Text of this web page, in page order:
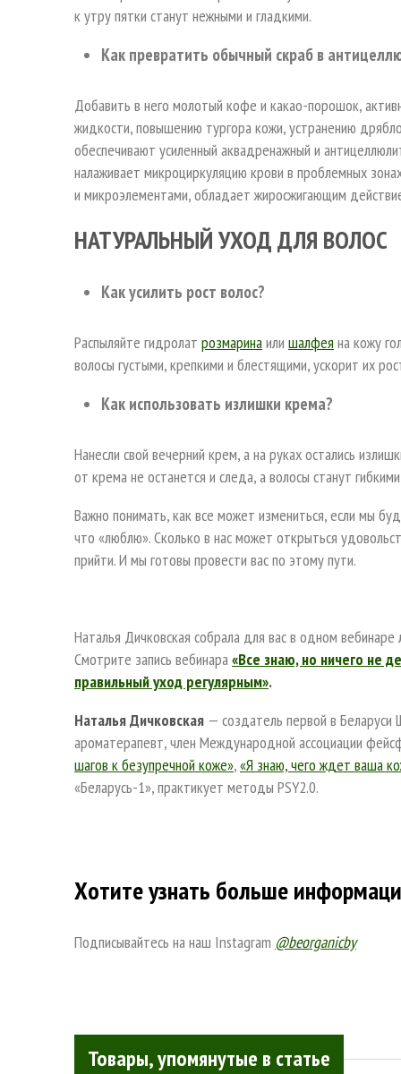
к утру пятки станут нежными и гладкими.
Как превратить обычный скраб в
Добавить в него молотый кофе и какао-порошок,
жидкости, повышению тургора кожи, устранению
обеспечивают усиленный аквадренажный и
налаживает микроциркуляцию крови в проблемных
и микроэлементами, обладает жиросжигающим
НАТУРАЛЬНЫЙ УХОД ДЛЯ ВОЛОС
Как усилить рост волос?
Распыляйте гидролат розмаринаили шалфея на кожу
волосы густыми, крепкими и блестящими, ускорит их
Как использовать излишки крема?
Нанесли свой вечерний крем, а на руках остались
от крема не останется и следа, а волосы станут
Важно понимать, как все может измениться, если мы
что «люблю». Сколько в нас может открыться
прийти. И мы готовы провести вас по этому пути.
Наталья Дичковская собрала для вас в одном
Смотрите запись вебинара«Все знаю, но ничего не
правильный уход регулярным».
Наталья Дичковская — создатель первой в Беларуси
ароматерапевт, член Международной ассоциации
шагов к безупречной коже»,«Я знаю, чего ждет ваша
«Беларусь-1», практикует методы PSY2.0.
Хотите узнать больше
Подписывайтесь на наш Instagram @beorganicby
Товары, упомянутые в статье